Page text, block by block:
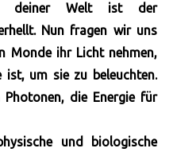
deiner Welt ist der
Nun fragen wir uns
Monde ihr Licht nehmen,
ist, um sie zu beleuchten.
die Energie für
und biologische